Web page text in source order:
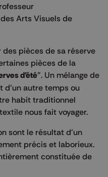
Arts Visuels de
pièces de sa réserve
pièces de la
d'été". Un mélange de
d'un autre temps ou
habit traditionnel
nous fait voyager.
sont le résultat d'un
précis et laborieux.
constituée de